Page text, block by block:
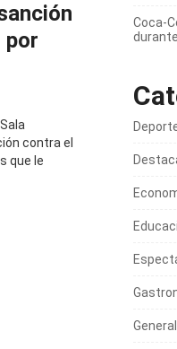
por
contra el
que le
Coca-
General